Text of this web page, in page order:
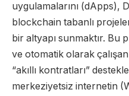
uygulamalarını (dApps),
blockchain tabanlı
bir altyapı sunmaktır.
ve otomatik olarak
“akıllı kontratları”
merkeziyetsiz internetin